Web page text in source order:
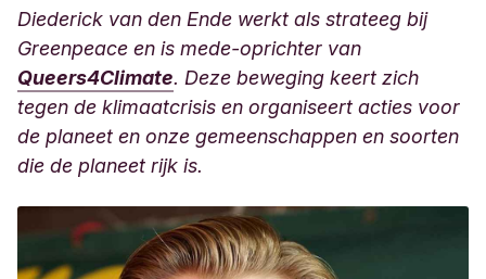
Diederick van den Ende werkt als strateeg bij
Greenpeace en is mede-oprichter van
Queers4Climate. Deze beweging keert zich
tegen de klimaatcrisis en organiseert acties voor
de planeet en onze gemeenschappen en soorten
die de planeet rijk is.